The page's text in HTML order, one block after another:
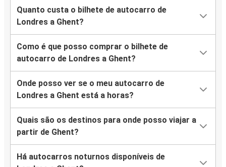
Quanto custa o bilhete de autocarro de
Londres a Ghent?
Como é que posso comprar o bilhete de
autocarro de Londres a Ghent?
Onde posso ver se o meu autocarro de
Londres a Ghent está a horas?
Quais são os destinos para onde posso viajar a
partir de Ghent?
Há autocarros noturnos disponíveis de